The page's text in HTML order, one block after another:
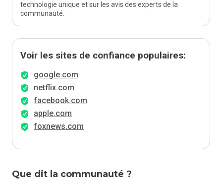
technologie unique et sur les avis des experts de la
communauté.
Voir les sites de confiance populaires:
google.com
netflix.com
facebook.com
apple.com
foxnews.com
Que dit la communauté ?